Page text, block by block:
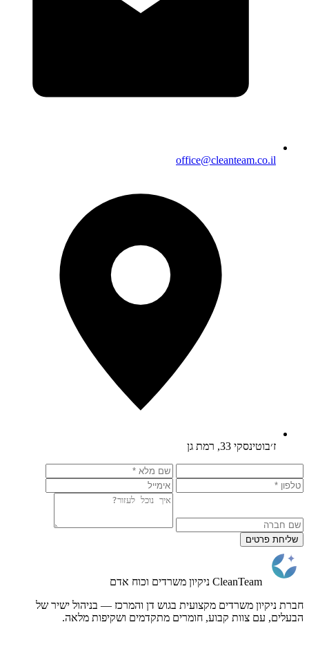
office@cleanteam.co.il
ז׳בוטינסקי 33, רמת גן
שליחת פרטים
CleanTeam ניקיון משרדים וכוח אדם
חברת ניקיון משרדים מקצועית בגוש דן והמרכז — בניהול ישיר של
הבעלים, עם צוות קבוע, חומרים מתקדמים ושקיפות מלאה.